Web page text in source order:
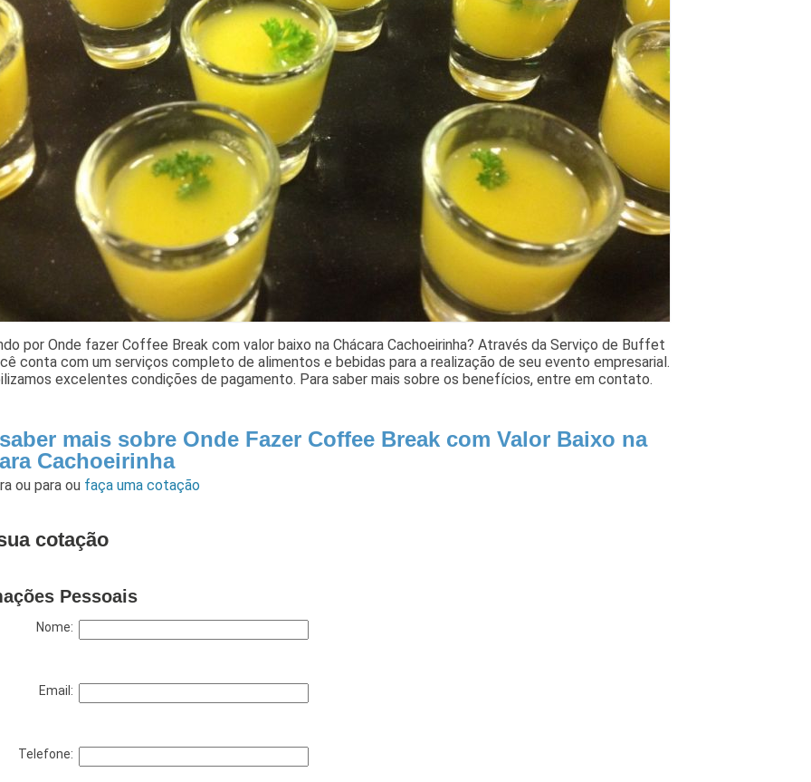
por Onde fazer Coffee Break com valor baixo na Chácara Cachoeirinha? Através da Serviço de Buffet
conta com um serviços completo de alimentos e bebidas para a realização de seu evento empresarial.
excelentes condições de pagamento. Para saber mais sobre os benefícios, entre em contato.
mais sobre Onde Fazer Coffee Break com Valor Baixo na
Cachoeirinha
ou paraou faça uma cotação
cotação
Pessoais
Nome:
Email:
Telefone: